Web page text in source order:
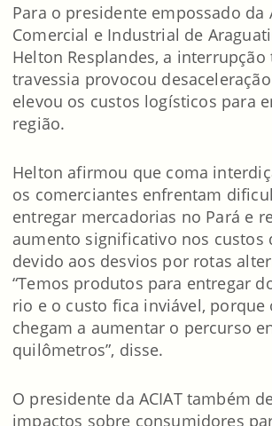
Para o presidente empossado da
Comercial e Industrial de
Helton Resplandes, a interrupção
travessia provocou
elevou os custos logísticos para
região.
Helton afirmou que coma
os comerciantes enfrentam
entregar mercadorias no Pará e
aumento significativo nos custos
devido aos desvios por rotas
“Temos produtos para entregar
rio e o custo fica inviável, porque
chegam a aumentar o percurso
quilômetros”, disse.
O presidente da ACIAT também
impactos sobre consumidores